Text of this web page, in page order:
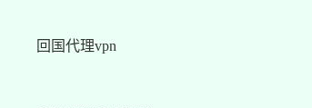
回国代理vpn